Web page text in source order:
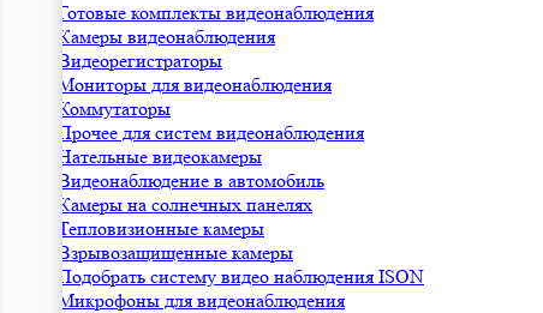
Готовые комплекты видеонаблюдения
Камеры видеонаблюдения
Видеорегистраторы
Мониторы для видеонаблюдения
Коммутаторы
Прочее для систем видеонаблюдения
Нательные видеокамеры
Видеонаблюдение в автомобиль
Камеры на солнечных панелях
Тепловизионные камеры
Взрывозащищенные камеры
Подобрать систему видео наблюдения ISON
Микрофоны для видеонаблюдения